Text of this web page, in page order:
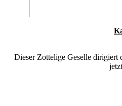
Dieser Zottelige Geselle dirigiert